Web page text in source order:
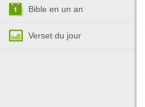
Bible en un an
Verset du jour